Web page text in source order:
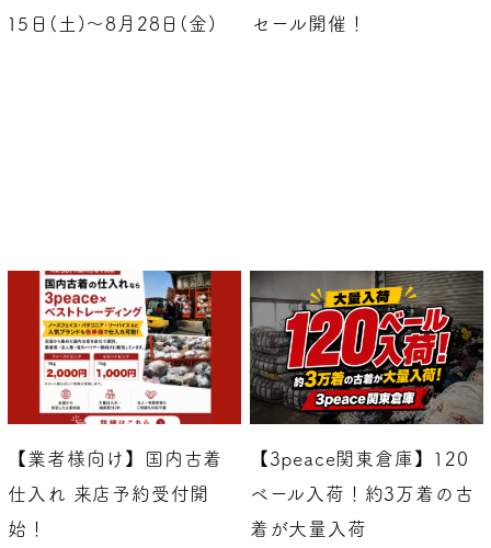
15日(土)～8月28日(金)
セール開催！
【業者様向け】国内古着
仕入れ 来店予約受付開
始！
【3peace関東倉庫】120
ベール入荷！約3万着の古
着が大量入荷